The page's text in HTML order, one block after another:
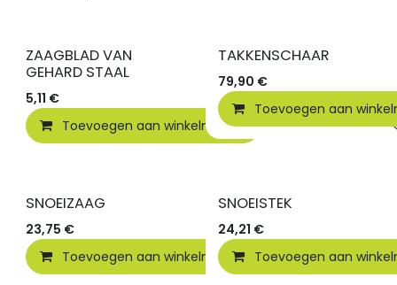
ZAAGBLAD VAN
GEHARD STAAL
5,11 €
Toevoegen aan winkelmandje
Vergelijken
TAKKENSCHAAR
79,90 €
Toevoegen aan
SNOEIZAAG
23,75 €
Toevoegen aan winkelmandje
Vergelijken
SNOEISTEK
24,21 €
Toevoegen aan